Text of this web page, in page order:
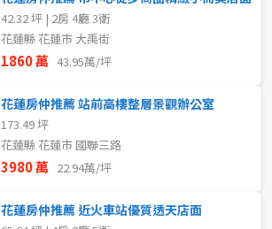
42.32 坪 | 2房 4廳 3衛
花蓮縣 花蓮市 大禹街
1860 萬 43.95萬/坪
花蓮房仲推薦 站前高樓整層景觀辦公室
173.49 坪
花蓮縣 花蓮市 國聯三路
3980 萬 22.94萬/坪
花蓮房仲推薦 近火車站優質透天店面